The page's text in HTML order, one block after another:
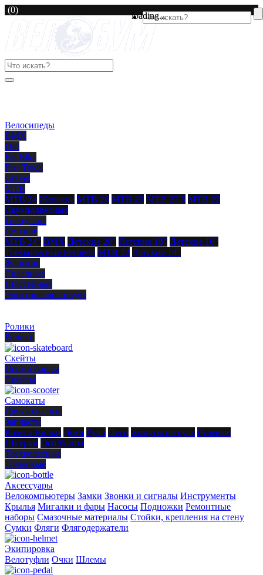
(0)
Велосипеды
BMX
Dirt
Fat Bike
Fix\ Track
Gravel
MTB
MTB 24 Женские MTB 26 MTB 29 MTB 27.5 MTB 22
Двухподвесные
Городские
Детские
MTB 24" BMX Детские 20" Детские 18" Детские 16"
Трехколесные Беговел MTB 22 Детские 14"
Женские
Складные
Шоссейные
Электровелосипеды
Ролики
Ролики
Скейты
Пенни борды
Скейты
Самокаты
Двухколесные
Запчасти
Колеса Вилки Деки Рули Пеги Хомуты на руль Рулевые
Шкурки Оси/болты
Трехколесные
Трюковые
Аксессуары
Велокомпьютеры Замки Звонки и сигналы Инструменты
Крылья Мигалки и фары Насосы Подножки Ремонтные
наборы Смазочные материалы Стойки, крепления на стену
Сумки Фляги Флягодержатели
Экипировка
Велотуфли Очки Шлемы
loading...